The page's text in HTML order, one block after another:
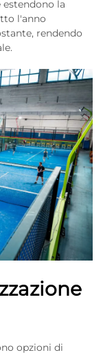
la
l'anno
rendendo
opzioni di